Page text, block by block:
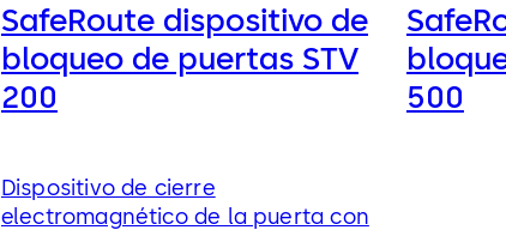
SafeRoute dispositivo de
bloqueo de puertas STV
200
Dispositivo de cierre
electromagnético de la puerta con
500